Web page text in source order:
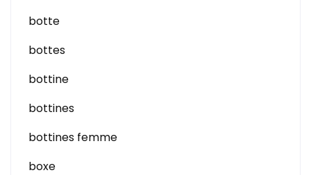
botte
bottes
bottine
bottines
bottines femme
boxe